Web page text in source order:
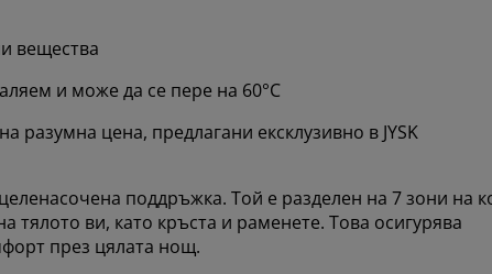
вещества
и може да се пере на 60°C
разумна цена, предлагани ексклузивно в JYSK
поддръжка. Той е разделен на 7 зони на
тялото ви, като кръста и раменете. Това осигурява
през цялата нощ.